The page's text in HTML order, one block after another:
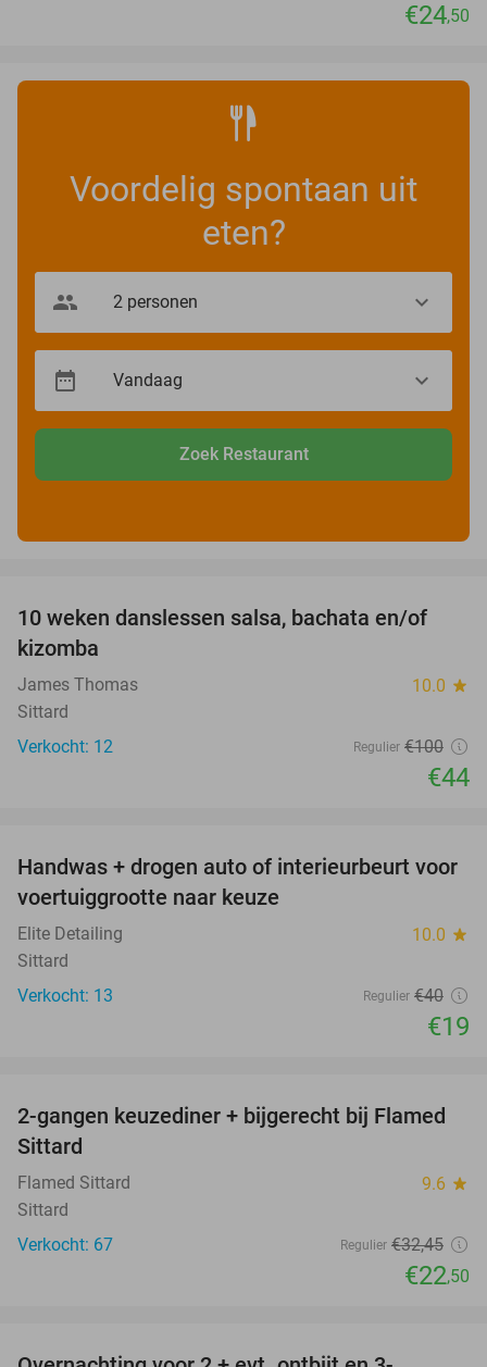
€24,50
Voordelig spontaan uit
eten?
Zoek Restaurant
56%
10 weken danslessen salsa, bachata en/of
kizomba
James Thomas 10.0 star
Sittard
Verkocht: 12
Regulier €100
€44
53%
Handwas + drogen auto of interieurbeurt voor
voertuiggrootte naar keuze
Elite Detailing 10.0 star
Sittard
Verkocht: 13
Regulier €40
€19
31%
2-gangen keuzediner + bijgerecht bij Flamed
Sittard
Flamed Sittard 9.6 star
Sittard
Verkocht: 67
Regulier €32,45
€22,50